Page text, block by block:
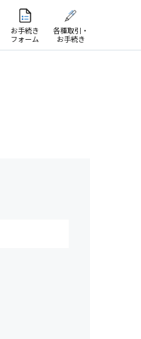
お手続き
フォーム
各種取引・
お手続き